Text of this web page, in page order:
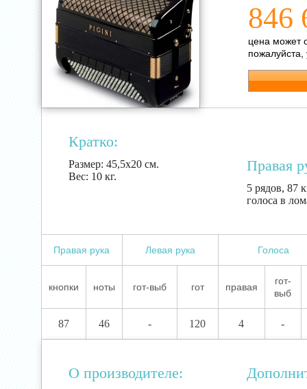
846
цена может
пожалуйста,
Кратко:
Размер: 45,5х20 см.
Вес: 10 кг.
Правая
5 рядов, 87
голоса в
Правая рука Левая рука Голоса
кнопки ноты гот-выб гот правая
гот-
выб
87 46 - 120 4 -
О производителе: